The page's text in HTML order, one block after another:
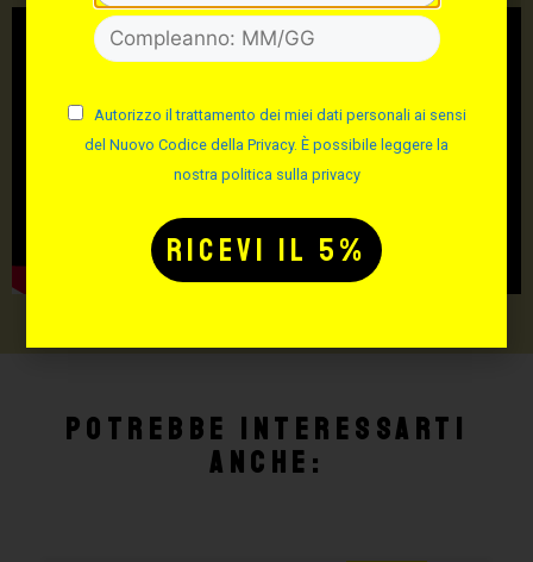
Potrebbe interessarti
anche:
Autorizzo il trattamento dei miei dati personali ai sensi
del Nuovo Codice della Privacy. È possibile leggere la
nostra politica sulla privacy